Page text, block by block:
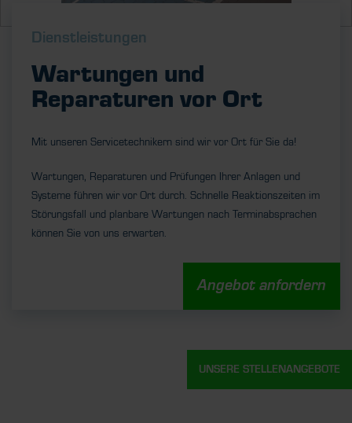
Dienstleistungen
Wartungen und
Reparaturen vor Ort
Mit unseren Servicetechnikern sind wir vor Ort für Sie da!
Wartungen, Reparaturen und Prüfungen Ihrer Anlagen und
Systeme führen wir vor Ort durch. Schnelle Reaktionszeiten im
Störungsfall und planbare Wartungen nach Terminabsprachen
können Sie von uns erwarten.
Angebot anfordern
UNSERE STELLENANGEBOTE